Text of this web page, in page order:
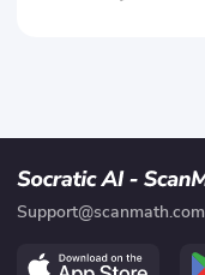
Support@scanmath.com